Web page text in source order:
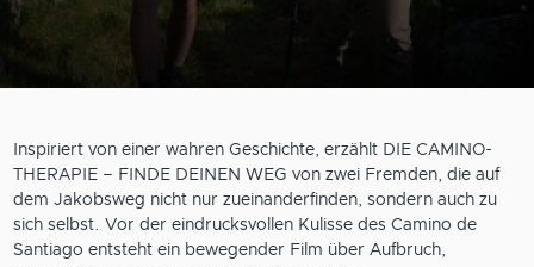
Inspiriert von einer wahren Geschichte, erzählt DIE CAMINO-
THERAPIE – FINDE DEINEN WEG von zwei Fremden, die auf
dem Jakobsweg nicht nur zueinanderfinden, sondern auch zu
sich selbst. Vor der eindrucksvollen Kulisse des Camino de
Santiago entsteht ein bewegender Film über Aufbruch,